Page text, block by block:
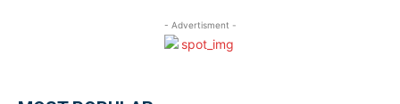
- Advertisment -